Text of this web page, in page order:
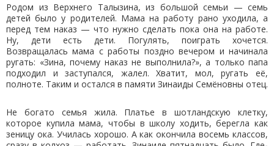
Родом из Верхнего Талызина, из большой семьи — семь
детей было у родителей. Мама на работу рано уходила, а
перед тем наказ — что нужно сделать пока она на работе.
Ну, дети есть дети. Погулять, поиграть хочется.
Возвращалась мама с работы поздно вечером и начинала
ругать: «Зина, почему наказ не выполнила?», а только папа
подходил и заступался, жалел. Хватит, мол, ругать её,
полноте. Таким и остался в памяти Зинаиды Семёновны отец.
Не богато семья жила. Платье в шотландскую клетку,
которое купила мама, чтобы в школу ходить, берегла как
зеницу ока. Училась хорошо. А как окончила восемь классов,